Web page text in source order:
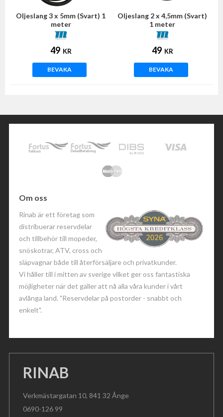
Oljeslang 3 x 5mm (Svart) 1
meter
49 KR
BEVAKA
Oljeslang 2 x 4,5mm (Svart)
1 meter
49 KR
BEVAKA
Om oss
Rinab är ett företag som
distribuerar reservdelar
och tillbehör till mopeder,
snöskotrar, ATV, cross och
släpvagnar både till återförsäljare och privatkunder.
Vi håller till i mitten av sverige vilket ger oss fantastiska
möjligheter när det gäller att nå alla våra kunder i vårt
avlånga land. "Reservdelar på postorder - snabbt och
enkelt".
RINAB
Verkmästargatan 10, 841 32 Ånge
0690-126 99